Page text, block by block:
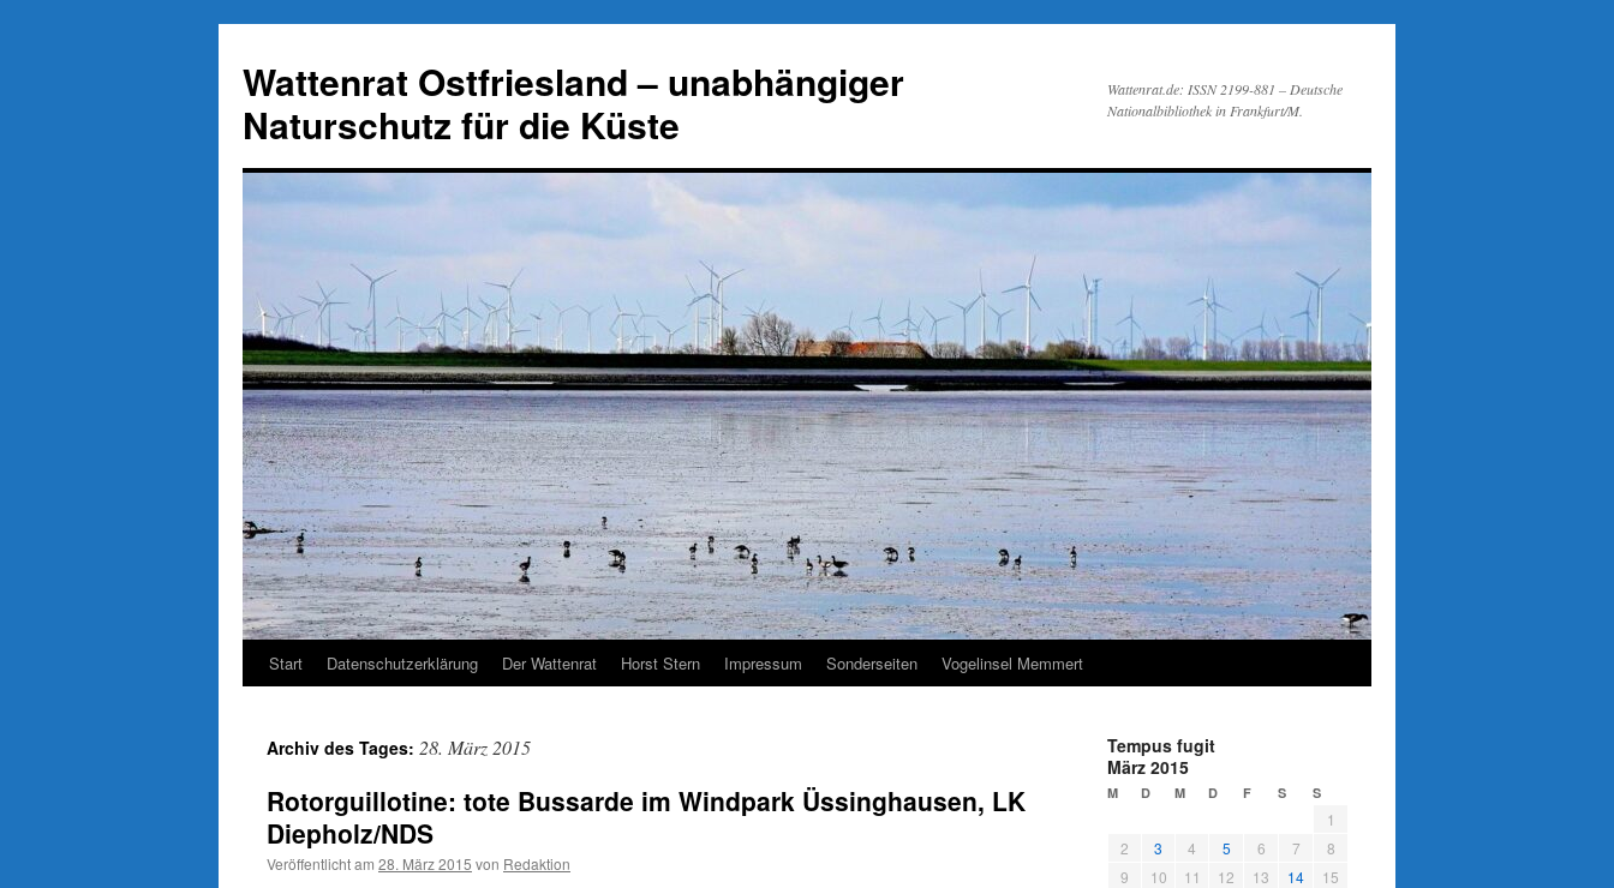
springen
Wattenrat Ostfriesland – unabhängiger
Naturschutz für die Küste
Wattenrat.de: ISSN 2199-881 – Deutsche
Nationalbibliothek in Frankfurt/M.
Start Datenschutzerklärung Der Wattenrat Horst Stern Impressum Sonderseiten Vogelinsel Memmert
Archiv des Tages: 28. März 2015
Rotorguillotine: tote Bussarde im Windpark Üssinghausen, LK
Diepholz/NDS
Veröffentlicht am 28. März 2015 von Redaktion
Tempus fugit
März 2015
M D M D F S S
1
2
3 4 5 6 7
8
9
10 11 12 13 14
15